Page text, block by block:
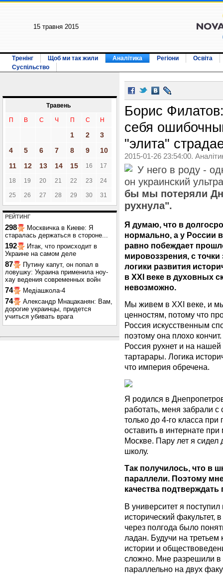
15 травня 2015
Тренінг Щоб ми так жили Аналітика Регіони
Освіта
Суспільство
Травень
П В С Ч П С Н
1 2
3
4
5 6 7 8 9
10
11
12 13 14 15 16 17
18 19 20 21 22 23 24
25 26 27 28 29 30 31
РЕЙТИНГ
298
Москвичка в Киеве: Я
старалась держаться в стороне...
192
Итак, что происходит в
Украине на самом деле
87
Путину капут, он попал в
ловушку: Украина применила ноу-
хау ведения современных войн
74 Медіашкола-4
74
Александр Мнацаканян: Вам,
дорогие украинцы, придется
учиться убивать врага
Борис
себя
"элита"
2015-01-26 23:54:00.
У него в роду -
он украинский
бы мы потеряли
рухнула".
Я думаю, что в
нормально, а у России
равно побеждает
мировоззрения, с точки
логики развития
в ХХІ веке в духовных
невозможно.
Мы живем в ХХІ веке, и
ценностям, потому что
Россия искусственным
поэтому она плохо
Россия рухнет и на
тартарары. Логика
что империя обречена.
Я родился в
работать, меня забрали
только до 4-го класса
оставить в интернате
Москве. Пару лет я сидел
школу.
Так получилось, что в
параллели. Поэтому
качества подтверждать
В университет я
исторический факультет,
через полгода было
ладан. Будучи на
истории и
сложно. Мне разрешили в
параллельно на двух